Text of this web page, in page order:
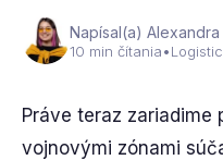
Napísal(a) Alexandra
10 min čítania•
Práve teraz
vojnovými zónami